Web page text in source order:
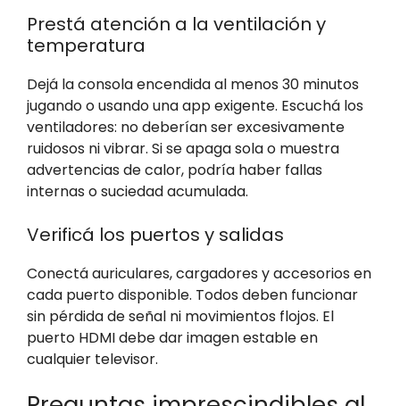
Prestá atención a la ventilación y
temperatura
Dejá la consola encendida al menos 30 minutos
jugando o usando una app exigente. Escuchá los
ventiladores: no deberían ser excesivamente
ruidosos ni vibrar. Si se apaga sola o muestra
advertencias de calor, podría haber fallas
internas o suciedad acumulada.
Verificá los puertos y salidas
Conectá auriculares, cargadores y accesorios en
cada puerto disponible. Todos deben funcionar
sin pérdida de señal ni movimientos flojos. El
puerto HDMI debe dar imagen estable en
cualquier televisor.